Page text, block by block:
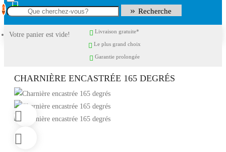
0
Votre panier est vide!
Recherche
Livraison gratuite*
Le plus grand choix
Garantie prolongée
CHARNIÈRE ENCASTRÉE 165 DEGRÉS